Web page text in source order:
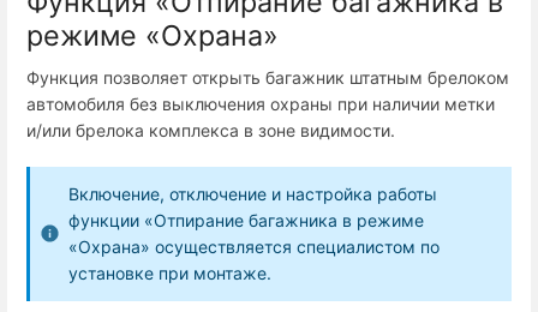
режиме «Охрана»
Функция позволяет открыть багажник штатным брелоком
автомобиля без выключения охраны при наличии метки
и/или брелока комплекса в зоне видимости.
Включение, отключение и настройка работы
функции «Отпирание багажника в режиме
«Охрана» осуществляется специалистом по
установке при монтаже.